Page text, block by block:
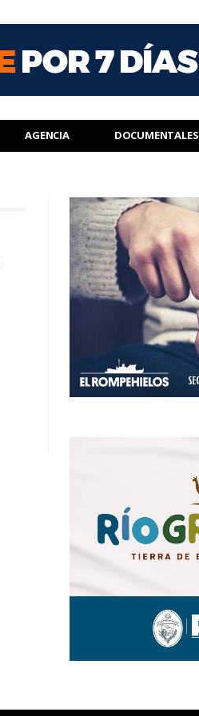
AGENCIA DOCUMENTALES